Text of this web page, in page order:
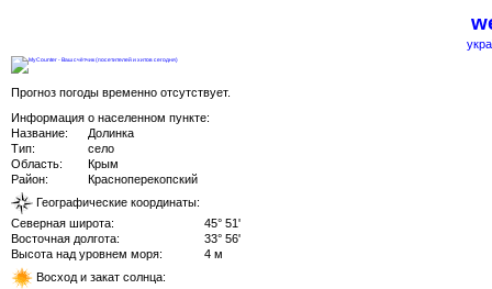
Прогноз погоды временно отсутствует.
Информация о населенном пункте:
Название:
Долинка
Тип:
село
Область:
Крым
Район:
Красноперекопский
Географические координаты:
Северная широта:
45° 51'
Восточная долгота:
33° 56'
Высота над уровнем моря:
4 м
Восход и закат солнца: